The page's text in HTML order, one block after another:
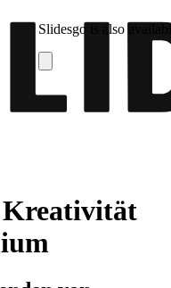
Slidesgo is also
Kreativität